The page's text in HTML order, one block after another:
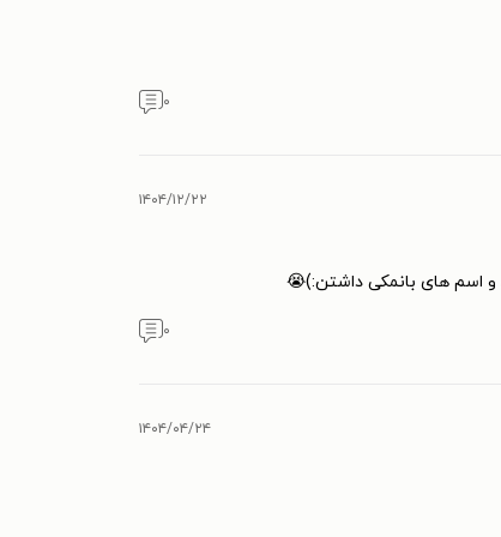
۰
۱۴۰۴/۱۲/۲۲
اسم های بانمکی داشتن:)😭
۰
۱۴۰۴/۰۴/۲۴